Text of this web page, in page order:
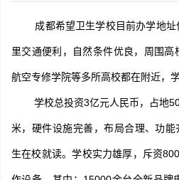
成都希望卫生学校目前办学地址
里交通便利，自然条件优良，周围
航空专修学院等多所高校都在附近，
学校总投资3亿元人民币，占地
米，硬件设施完善，布局合理、功
生在校就读。学校实力雄厚，斥资